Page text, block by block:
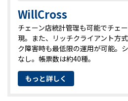
WillCross
チェーン店統計管理も可能でチェ
現。また、リッチクライアント方
ク障害時も最低限の運用が可能。
なし。帳票数は約40種。
もっと詳しく